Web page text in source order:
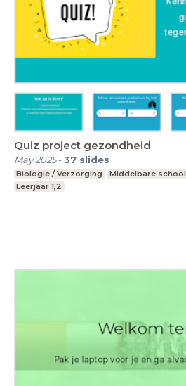
Quiz project gezondheid
May 2025-37 slides
Biologie / Verzorging Middelbare school
Leerjaar 1,2